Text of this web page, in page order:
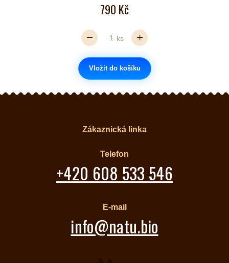
790 Kč
ks
Vložit do košíku
Zákaznická linka
Telefon
+420 608 533 546
E-mail
info@natu.bio